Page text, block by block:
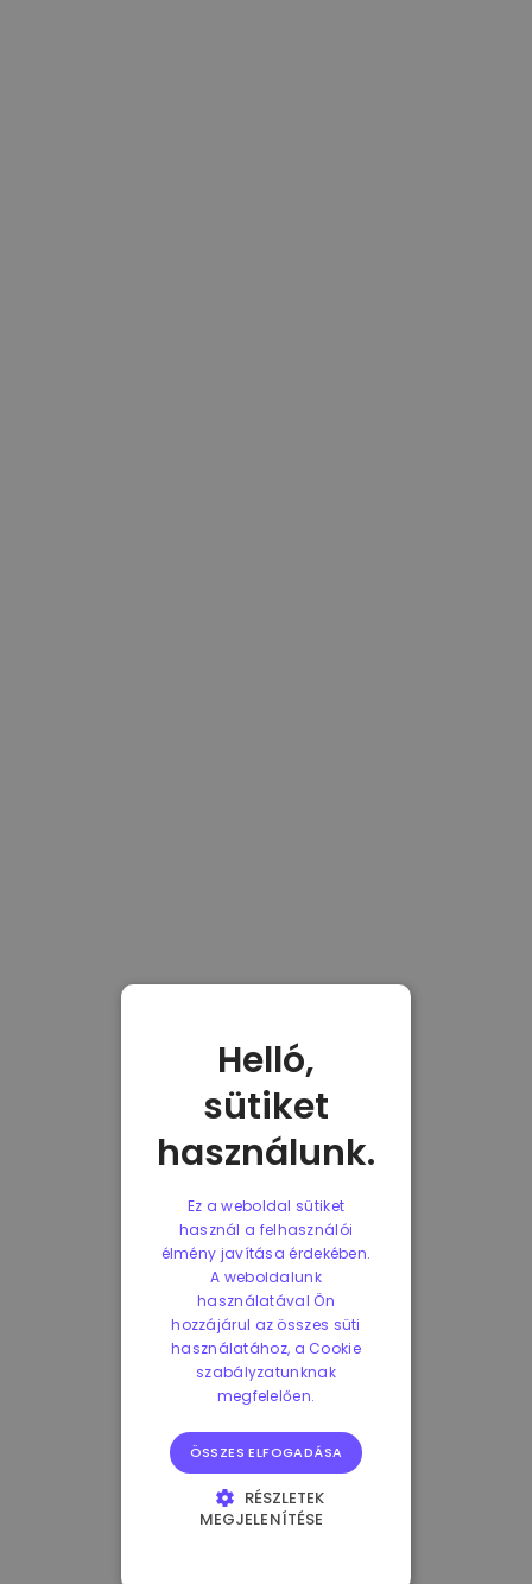
Helló,
sütiket
használunk.
Ez a weboldal sütiket
használ a felhasználói
élmény javítása érdekében.
A weboldalunk
használatával Ön
hozzájárul az összes süti
használatához, a Cookie
szabályzatunknak
megfelelően.
ÖSSZES ELFOGADÁSA
RÉSZLETEK
MEGJELENÍTÉSE